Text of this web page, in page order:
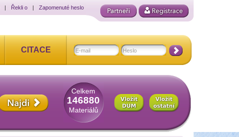
| Řekli o | Zapomenuté heslo
CITACE
Celkem
146880
Materiálů